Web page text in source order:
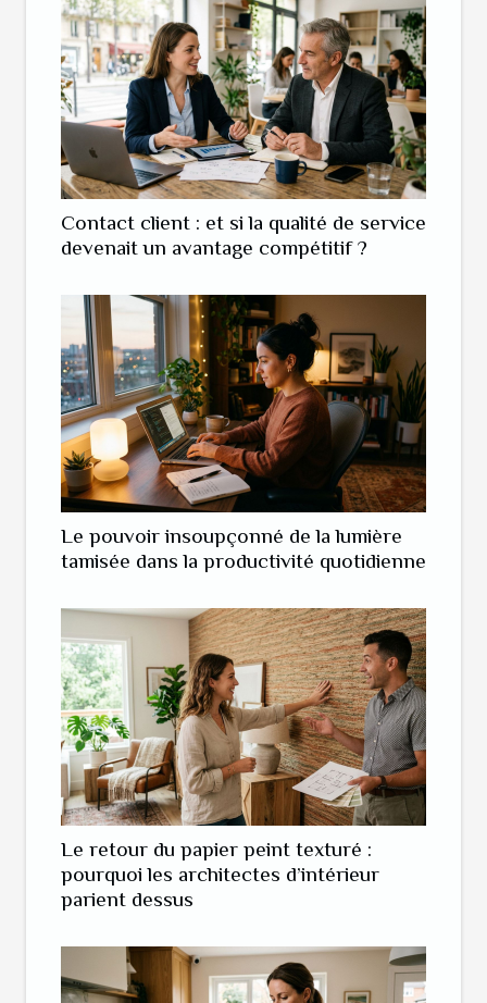
Contact client : et si la qualité de service
devenait un avantage compétitif ?
Le pouvoir insoupçonné de la lumière
tamisée dans la productivité quotidienne
Le retour du papier peint texturé :
pourquoi les architectes d’intérieur
parient dessus